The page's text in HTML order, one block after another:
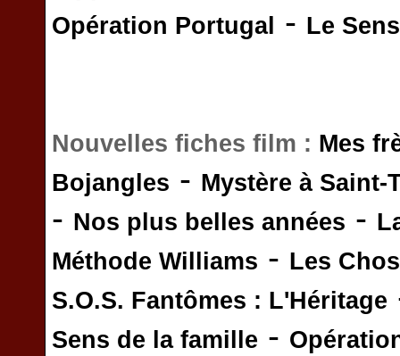
Opération Portugal
- Le
Nouvelles fiches film : Mes
Bojangles - Mystère à Saint-
- Nos plus belles années -
Méthode Williams - Les
S.O.S. Fantômes : L'Héritage
Sens de la famille -